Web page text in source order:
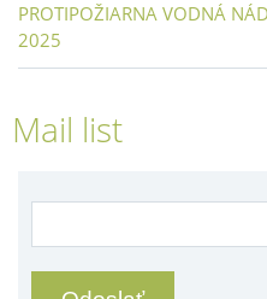
PROTIPOŽIARNA VODNÁ
2025
Mail list